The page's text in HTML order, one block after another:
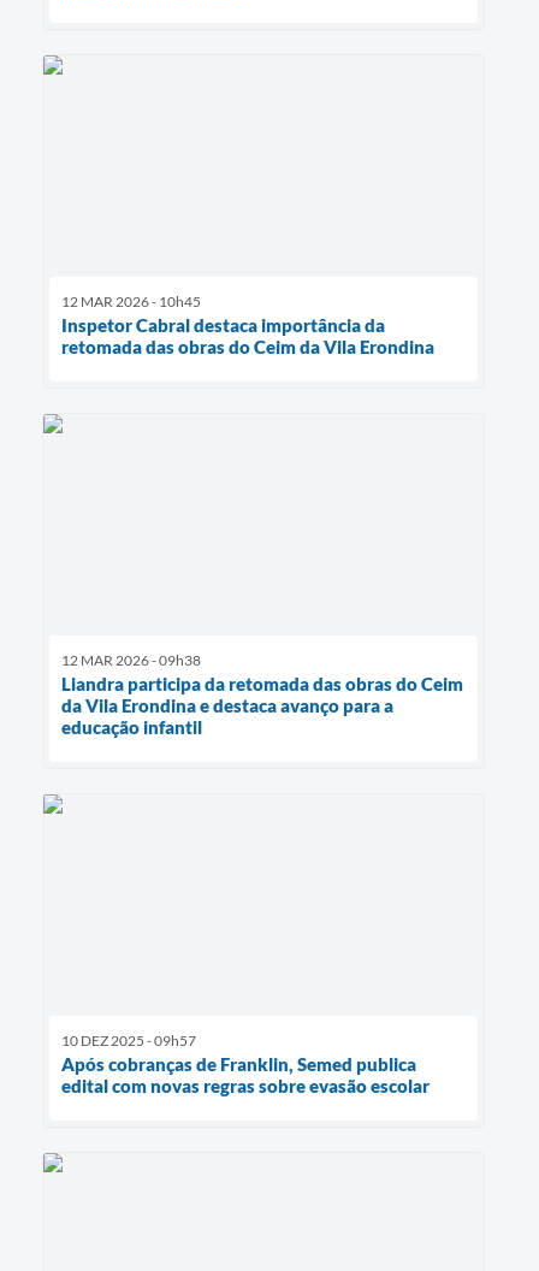
12 MAR 2026 - 10h45
Inspetor Cabral destaca importância da
retomada das obras do Ceim da Vila Erondina
12 MAR 2026 - 09h38
Liandra participa da retomada das obras do Ceim
da Vila Erondina e destaca avanço para a
educação infantil
10 DEZ 2025 - 09h57
Após cobranças de Franklin, Semed publica
edital com novas regras sobre evasão escolar